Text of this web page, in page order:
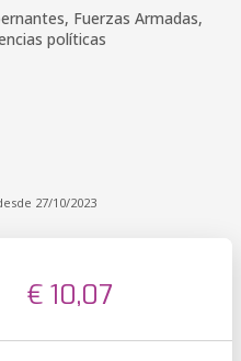
Fuerzas Armadas,
políticas
27/10/2023
€ 10,07